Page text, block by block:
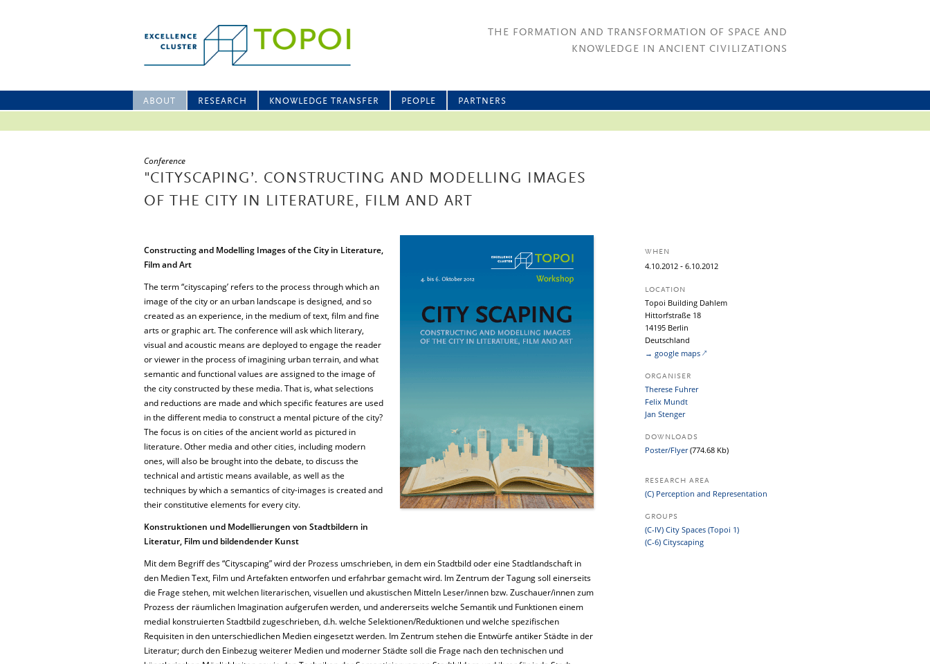
THE FORMATION AND TRANSFORMATION OF SPACE AND
KNOWLEDGE IN ANCIENT CIVILIZATIONS
ABOUT RESEARCH KNOWLEDGE TRANSFER PEOPLE PARTNERS
Conference
"CITYSCAPING’. CONSTRUCTING AND MODELLING IMAGES
OF THE CITY IN LITERATURE, FILM AND ART
Constructing and Modelling Images of the City in Literature,
Film and Art
The term “cityscaping’ refers to the process through which an
image of the city or an urban landscape is designed, and so
created as an experience, in the medium of text, film and fine
arts or graphic art. The conference will ask which literary,
visual and acoustic means are deployed to engage the reader
or viewer in the process of imagining urban terrain, and what
semantic and functional values are assigned to the image of
the city constructed by these media. That is, what selections
and reductions are made and which specific features are used
in the different media to construct a mental picture of the city?
The focus is on cities of the ancient world as pictured in
literature. Other media and other cities, including modern
ones, will also be brought into the debate, to discuss the
technical and artistic means available, as well as the
techniques by which a semantics of city-images is created and
their constitutive elements for every city.
Konstruktionen und Modellierungen von Stadtbildern in
Literatur, Film und bildendender Kunst
Mit dem Begriff des “Cityscaping” wird der Prozess umschrieben, in dem ein Stadtbild oder eine Stadtlandschaft in
den Medien Text, Film und Artefakten entworfen und erfahrbar gemacht wird. Im Zentrum der Tagung soll einerseits
die Frage stehen, mit welchen literarischen, visuellen und akustischen Mitteln Leser/innen bzw. Zuschauer/innen zum
Prozess der räumlichen Imagination aufgerufen werden, und andererseits welche Semantik und Funktionen einem
medial konstruierten Stadtbild zugeschrieben, d.h. welche Selektionen/Re­duktionen und welche spezifischen
Requisiten in den unterschiedlichen Medien eingesetzt werden. Im Zentrum stehen die Entwürfe antiker Städte in der
Literatur; durch den Einbezug weiterer Medien und moderner Städte soll die Frage nach den technischen und
WHEN
4.10.2012 - 6.10.2012
LOCATION
Topoi Building Dahlem
Hittorfstraße 18
14195 Berlin
Deutschland
→ google maps
ORGANISER
Therese Fuhrer
Felix Mundt
Jan Stenger
DOWNLOADS
Poster/Flyer(774.68 Kb)
RESEARCH AREA
(C) Perception and Representation
GROUPS
(C-IV) City Spaces (Topoi 1)
(C-6) Cityscaping